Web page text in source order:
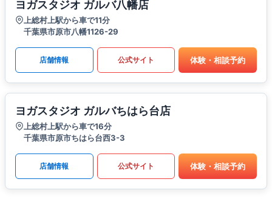
ヨガスタジオ ガルバ八幡店
上総村上駅から車で11分
千葉県市原市八幡1126-29
店舗情報 公式サイト 体験・相談予約
ヨガスタジオ ガルバちはら台店
上総村上駅から車で16分
千葉県市原市ちはら台西3-3
店舗情報 公式サイト 体験・相談予約